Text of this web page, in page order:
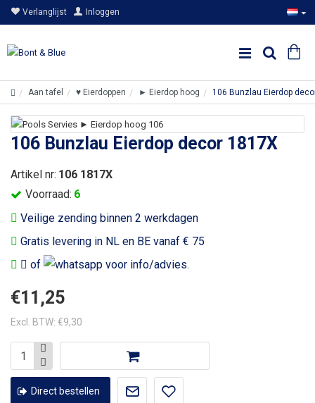
Verlanglijst Inloggen
Aan tafel ♥ Eierdoppen ► Eierdop hoog 106 Bunzlau Eierdop
106 Bunzlau Eierdop decor 1817X
Veilige zending binnen 2 werkdagen
Gratis levering in NL en BE vanaf € 75
of
voor info/advies.
Voorraad: 6
Artikel nr: 106 1817X
€11,25
Excl. BTW: €9,30
Direct bestellen